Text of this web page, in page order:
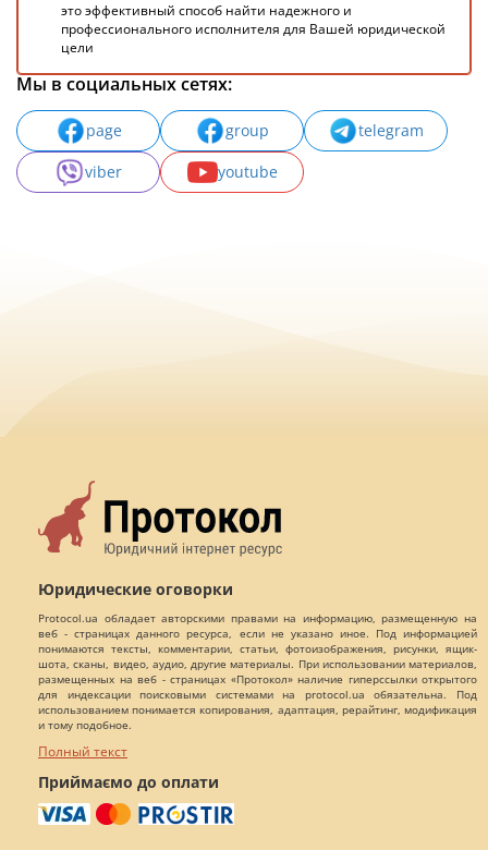
это эффективный способ найти надежного и
профессионального исполнителя для Вашей юридической
цели
Мы в социальных сетях:
page group
telegram
viber
youtube
Юридические оговорки
Protocol.ua обладает авторскими правами на информацию, размещенную на
веб - страницах данного ресурса, если не указано иное. Под информацией
понимаются тексты, комментарии, статьи, фотоизображения, рисунки, ящик-
шота, сканы, видео, аудио, другие материалы. При использовании материалов,
размещенных на веб - страницах «Протокол» наличие гиперссылки открытого
для индексации поисковыми системами на protocol.ua обязательна. Под
использованием понимается копирования, адаптация, рерайтинг, модификация
и тому подобное.
Полный текст
Приймаємо до оплати